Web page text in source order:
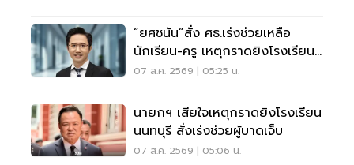
“ยศชนัน”สั่ง ศธ.เร่งช่วยเหลือ
นักเรียน-ครู เหตุกราดยิงโรงเรียน
นนทบุรี
07 ส.ค. 2569 | 05:25 น.
นายกฯ เสียใจเหตุกราดยิงโรงเรียน
นนทบุรี สั่งเร่งช่วยผู้บาดเจ็บ
07 ส.ค. 2569 | 05:06 น.